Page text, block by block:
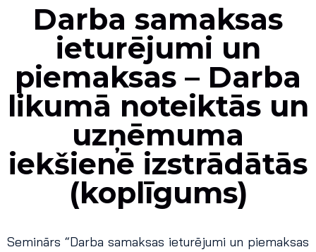
Darba samaksas
ieturējumi un
piemaksas – Darba
likumā noteiktās un
uzņēmuma
iekšienē izstrādātās
(koplīgums)
Seminārs “Darba samaksas ieturējumi un piemaksas